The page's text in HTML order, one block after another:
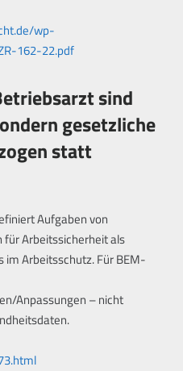
wp-
162-22.pdf
sind
gesetzliche
statt
Aufgaben von
Arbeitssicherheit als
Arbeitsschutz. Für BEM-
Anpassungen – nicht